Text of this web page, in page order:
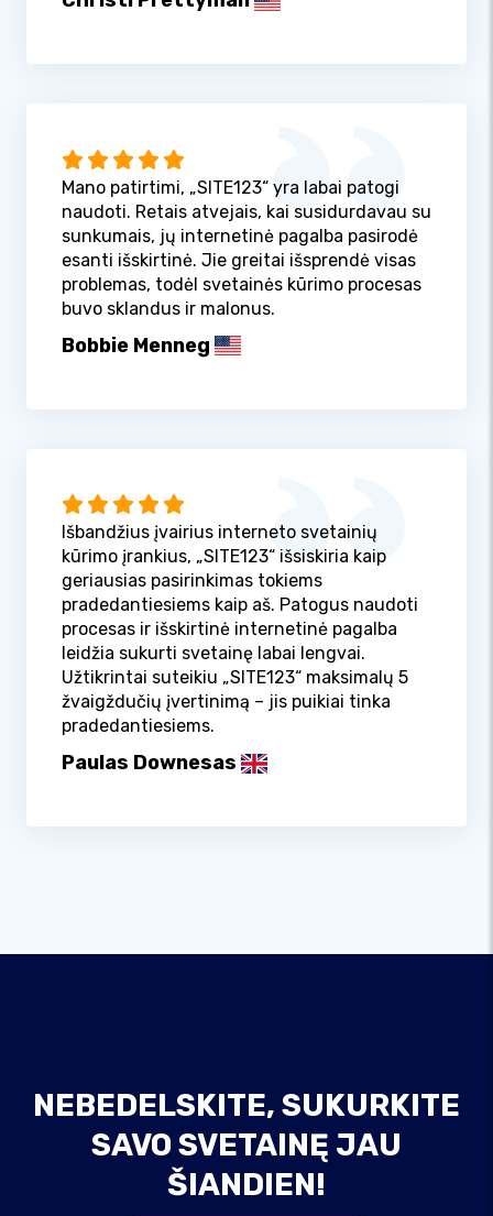
Mano patirtimi, „SITE123“ yra labai patogi
naudoti. Retais atvejais, kai susidurdavau su
sunkumais, jų internetinė pagalba pasirodė
esanti išskirtinė. Jie greitai išsprendė visas
problemas, todėl svetainės kūrimo procesas
buvo sklandus ir malonus.
Bobbie Menneg
Išbandžius įvairius interneto svetainių
kūrimo įrankius, „SITE123“ išsiskiria kaip
geriausias pasirinkimas tokiems
pradedantiesiems kaip aš. Patogus naudoti
procesas ir išskirtinė internetinė pagalba
leidžia sukurti svetainę labai lengvai.
Užtikrintai suteikiu „SITE123“ maksimalų 5
žvaigždučių įvertinimą – jis puikiai tinka
pradedantiesiems.
Paulas Downesas
NEBEDELSKITE, SUKURKITE
SAVO SVETAINĘ JAU
ŠIANDIEN!